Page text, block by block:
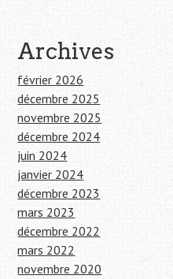
Archives
février 2026
décembre 2025
novembre 2025
décembre 2024
juin 2024
janvier 2024
décembre 2023
mars 2023
décembre 2022
mars 2022
novembre 2020